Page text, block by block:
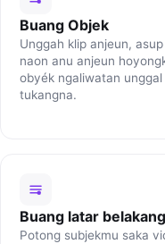
Buang Objek
Unggah klip anjeun,
naon anu anjeun
obyék ngaliwatan
tukangna.
Buang latar belakang
Potong subjekmu saka